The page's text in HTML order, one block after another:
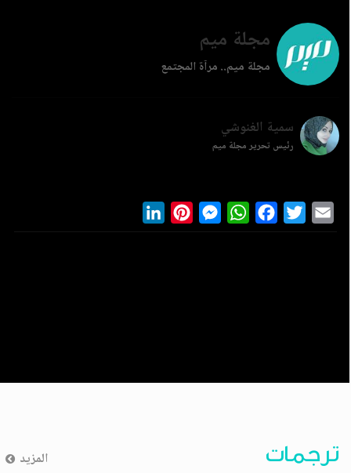
مجلة ميم
مجلة ميم.. مرآة المجتمع
سمية الغنوشي
رئيس تحرير مجلة ميم
LinkedInPinterestMessengerWhatsAppFacebook
Twitter
ترجمات المزيد